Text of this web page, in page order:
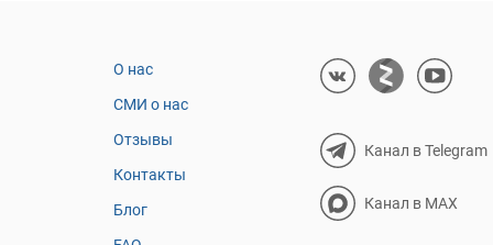
О нас
СМИ о нас
Отзывы
Контакты
Блог
Канал в Telegram
Канал в MAX